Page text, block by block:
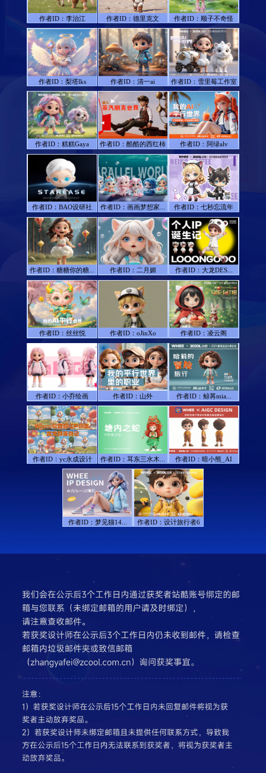
作者ID： 李治江 作者ID：德里克文 作者ID： 顺子不奇怪
作者ID： 梨塔lks 作者ID：清一ai 作者ID： 雪里莓工作室
作者ID：糕糕Gaya 作者ID：酷酷的西红柿 作者ID： 阿绿alv
作者ID：BAO设研社 作者ID：画画梦想家... 作者ID：七秒忘流年
作者ID：糖糖你的糖... 作者ID： 二月媚 作者ID： 大龙DES...
作者ID： 丝丝悦 作者ID： oJinXo 作者ID：凌云阁
作者ID：小乔绘画 作者ID：山外 作者ID： 鲸苒mia...
作者ID： yc永成设计 作者ID：耳东三水木... 作者ID：暗小熊_AI
作者ID： 梦见猫14... 作者ID： 设计旅行者6